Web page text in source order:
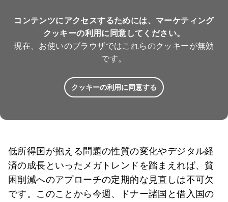
コンテンツにアクセスするためには、マーケティング
クッキーの利用に同意してください。
現在、お使いのブラウザではこれらのクッキーが無効
です。
クッキーの利用に同意する
低所得国が抱える問題の性質の変化やデジタル経
済の成長といったメガトレンドを踏まえれば、貧
困削減へのアプローチの定期的な見直しは不可欠
です。このことから今週、ドナー諸国と借入国の